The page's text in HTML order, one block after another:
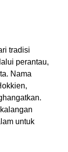
tradisi
perantau,
Nama
untuk